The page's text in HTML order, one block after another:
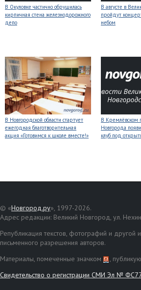
В Окуловке частично обрушилась
кирпичная стена железнодорожного
депо
В августе в
пройдут
небом
В Новгородской области стартует
ежегодная благотворительная
акция «Готовимся к школе вместе!»
В Кремлёвском
Новгорода
клуб под
© «Новгород.ру», 1997-2026.
Адрес редакции: Великий Новгород, ул.
Републикация текстов, фотографий и
письменного разрешения авторов.
Материалы, помеченные значком
,
Свидетельство о регистрации СМИ Эл №